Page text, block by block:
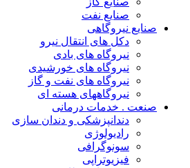
صنایع نفت
صنایع نیروگاهی
دکل های انتقال نیرو
نیروگاه های بادی
نیروگاه های خورشیدی
نیروگاه های نفت و گاز
نیروگاههای هسته ای
صنعت . خدمات درمانی
دندانپزشکی و دندان سازی
رادیولوژی
سونوگرافی
فیزیوتراپی